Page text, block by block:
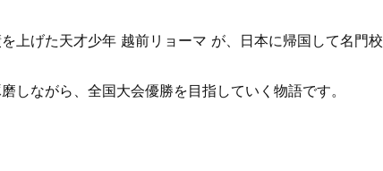
上げた天才少年 越前リョーマ が、日本に帰国して名門校
しながら、全国大会優勝を目指していく物語です。